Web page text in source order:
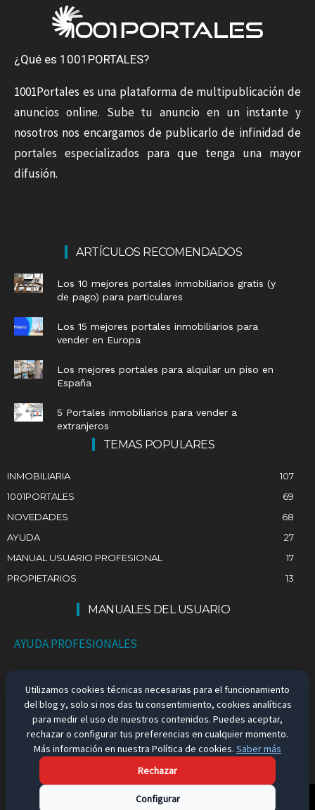
¿Qué es 1001PORTALES?
1001Portales es una plataforma de multipublicación de
anuncios online. Sube tu anuncio en un instante y
nosotros nos encargamos de publicarlo de infinidad de
portales especializados para que tenga una mayor
difusión.
ARTÍCULOS RECOMENDADOS
Los 10 mejores portales inmobiliarios gratis (y
de pago) para particulares
Los 15 mejores portales inmobiliarios para
vender en Europa
Los mejores portales para alquilar un piso en
España
5 Portales inmobiliarios para vender a
extranjeros
TEMAS POPULARES
INMOBILIARIA
107
1001PORTALES
69
NOVEDADES
68
AYUDA
27
MANUAL USUARIO PROFESIONAL
17
PROPIETARIOS
13
MANUALES DEL USUARIO
AYUDA PROFESIONALES
EMPLEO EN ESPAÑA
Aviso Legal
Utilizamos cookies técnicas necesarias para el funcionamiento
del blog y, solo si nos das tu consentimiento, cookies analíticas
para medir el uso de nuestros contenidos. Puedes aceptar,
rechazar o configurar tus preferencias en cualquier momento.
Más información en nuestra Política de cookies. Saber más
Rechazar
Configurar